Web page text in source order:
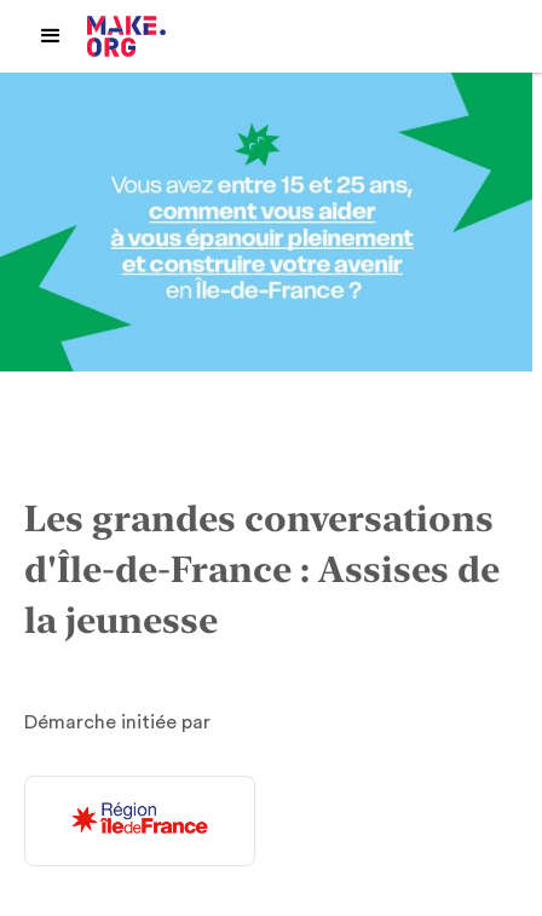
Les grandes conversations
d'Île-de-France : Assises de
la jeunesse
Démarche initiée par